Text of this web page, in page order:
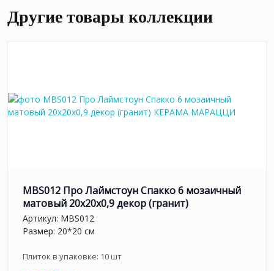
Другие товары коллекции
MBS012 Про Лаймстоун Спакко 6 мозаичный
матовый 20х20х0,9 декор (гранит)
Артикул: MBS012
Размер: 20*20 см
Плиток в упаковке: 10шт